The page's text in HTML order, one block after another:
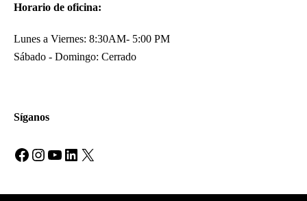
Horario de oficina:
Lunes a Viernes: 8:30AM- 5:00 PM
Sábado - Domingo: Cerrado
Síganos
Facebook Instagram YouTube LinkedIn X